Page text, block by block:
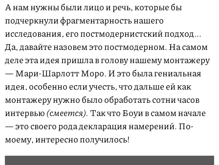
А нам нужны были лицо и речь, которые бы
подчеркнули фрагментарность нашего
исследования, его постмодернистский подход...
Да, давайте назовем это постмодерном. На самом
деле эта идея пришла в голову нашему монтажеру
— Мари-Шарлотт Моро. И это была гениальная
идея, особенно если учесть, что дальше ей как
монтажеру нужно было обработать сотни часов
интервью(смеется). Так что Боуи в самом начале
— это своего рода декларация намерений. По-
моему, интересно получилось!